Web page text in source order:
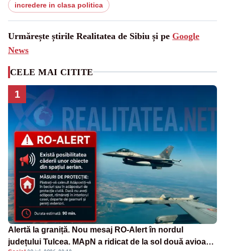
incredere in clasa politica
Urmărește știrile Realitatea de Sibiu și pe Google
News
CELE MAI CITITE
1
Alertă la graniță. Nou mesaj RO-Alert în nordul
județului Tulcea. MApN a ridicat de la sol două avioane